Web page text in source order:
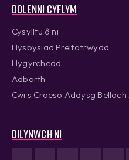
Dolenni cyflym
Cysylltu â ni
Hysbysiad Preifatrwydd
Hygyrchedd
Adborth
Cwrs Croeso Addysg
Dilynwch ni